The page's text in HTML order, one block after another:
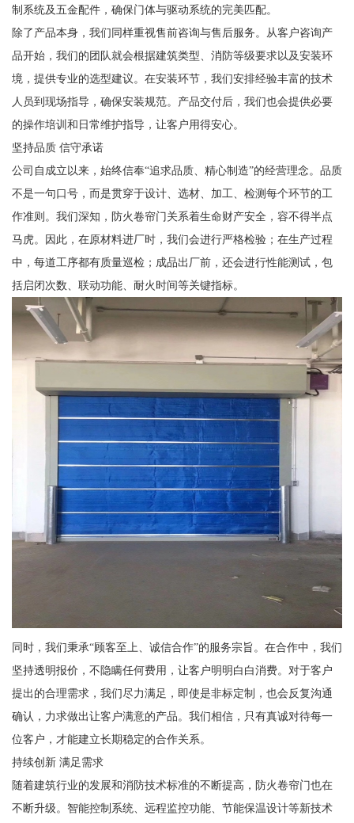
制系统及五金配件，确保门体与驱动系统的完美匹配。
除了产品本身，我们同样重视售前咨询与售后服务。从客户咨询产
品开始，我们的团队就会根据建筑类型、消防等级要求以及安装环
境，提供专业的选型建议。在安装环节，我们安排经验丰富的技术
人员到现场指导，确保安装规范。产品交付后，我们也会提供必要
的操作培训和日常维护指导，让客户用得安心。
坚持品质 信守承诺
公司自成立以来，始终信奉“追求品质、精心制造”的经营理念。品质
不是一句口号，而是贯穿于设计、选材、加工、检测每个环节的工
作准则。我们深知，防火卷帘门关系着生命财产安全，容不得半点
马虎。因此，在原材料进厂时，我们会进行严格检验；在生产过程
中，每道工序都有质量巡检；成品出厂前，还会进行性能测试，包
括启闭次数、联动功能、耐火时间等关键指标。
同时，我们秉承“顾客至上、诚信合作”的服务宗旨。在合作中，我们
坚持透明报价，不隐瞒任何费用，让客户明明白白消费。对于客户
提出的合理需求，我们尽力满足，即使是非标定制，也会反复沟通
确认，力求做出让客户满意的产品。我们相信，只有真诚对待每一
位客户，才能建立长期稳定的合作关系。
持续创新 满足需求
随着建筑行业的发展和消防技术标准的不断提高，防火卷帘门也在
不断升级。智能控制系统、远程监控功能、节能保温设计等新技术